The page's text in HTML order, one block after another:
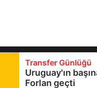
Transfer Günlüğü
Uruguay'ın
Forlan geçti